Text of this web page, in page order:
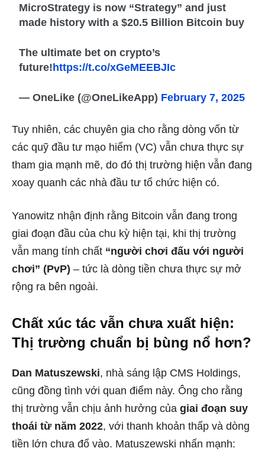
MicroStrategy is now “Strategy” and just
made history with a $20.5 Billion Bitcoin buy
The ultimate bet on crypto’s
future! https://t.co/xGeMEEBJIc
— OneLike (@OneLikeApp) February 7, 2025
Tuy nhiên, các chuyên gia cho rằng dòng vốn từ
các quỹ đầu tư mạo hiểm (VC) vẫn chưa thực sự
tham gia mạnh mẽ, do đó thị trường hiện vẫn đang
xoay quanh các nhà đầu tư tổ chức hiện có.
Yanowitz nhận định rằng Bitcoin vẫn đang trong
giai đoạn đầu của chu kỳ hiện tại, khi thị trường
vẫn mang tính chất “người chơi đấu với người
chơi” (PvP) – tức là dòng tiền chưa thực sự mở
rộng ra bên ngoài.
Chất xúc tác vẫn chưa xuất hiện:
Thị trường chuẩn bị bùng nổ hơn?
Dan Matuszewski, nhà sáng lập CMS Holdings,
cũng đồng tình với quan điểm này. Ông cho rằng
thị trường vẫn chịu ảnh hưởng của giai đoạn suy
thoái từ năm 2022, với thanh khoản thấp và dòng
tiền lớn chưa đổ vào. Matuszewski nhấn mạnh: